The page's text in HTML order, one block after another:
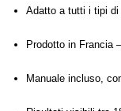
Adatto a tutti i tipi di
Prodotto in Francia
Manuale incluso,